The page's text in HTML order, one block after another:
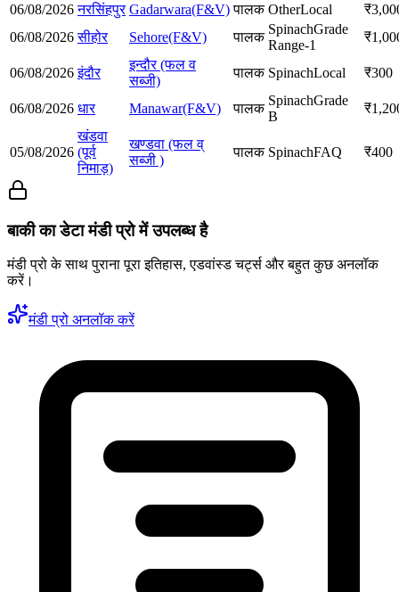
06/08/2026 नरसिंहपुर Gadarwara(F&V) पालक OtherLocal ₹
06/08/2026 सीहोर Sehore(F&V) पालक
SpinachGrade
Range-1
₹
06/08/2026 इंदौर
इन्दौर (फल व
सब्जी)
पालक SpinachLocal ₹300
06/08/2026 धार Manawar(F&V) पालक
SpinachGrade
B
₹
05/08/2026
खंडवा
(पूर्व
निमाड़)
खण्डवा (फल व्
सब्जी )
पालक SpinachFAQ ₹400
बाकी का डेटा मंडी प्रो में उपलब्ध है
मंडी प्रो के साथ पुराना पूरा इतिहास, एडवांस्ड चर्ट्स और बहुत कुछ अनलॉक
करें।
मंडी प्रो अनलॉक करें